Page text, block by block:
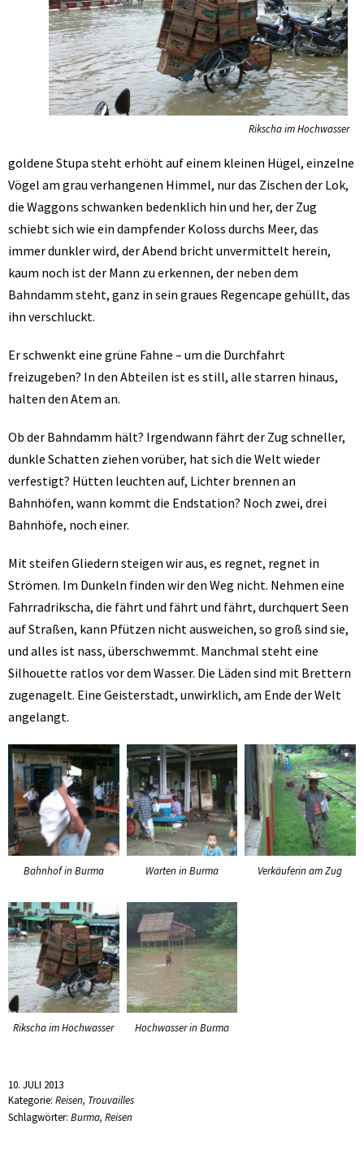
Rikscha im Hochwasser
goldene Stupa steht erhöht auf einem kleinen Hügel, einzelne
Vögel am grau verhangenen Himmel, nur das Zischen der Lok,
die Waggons schwanken bedenklich hin und her, der Zug
schiebt sich wie ein dampfender Koloss durchs Meer, das
immer dunkler wird, der Abend bricht unvermittelt herein,
kaum noch ist der Mann zu erkennen, der neben dem
Bahndamm steht, ganz in sein graues Regencape gehüllt, das
ihn verschluckt.
Er schwenkt eine grüne Fahne – um die Durchfahrt
freizugeben? In den Abteilen ist es still, alle starren hinaus,
halten den Atem an.
Ob der Bahndamm hält? Irgendwann fährt der Zug schneller,
dunkle Schatten ziehen vorüber, hat sich die Welt wieder
verfestigt? Hütten leuchten auf, Lichter brennen an
Bahnhöfen, wann kommt die Endstation? Noch zwei, drei
Bahnhöfe, noch einer.
Mit steifen Gliedern steigen wir aus, es regnet, regnet in
Strömen. Im Dunkeln finden wir den Weg nicht. Nehmen eine
Fahrradrikscha, die fährt und fährt und fährt, durchquert Seen
auf Straßen, kann Pfützen nicht ausweichen, so groß sind sie,
und alles ist nass, überschwemmt. Manchmal steht eine
Silhouette ratlos vor dem Wasser. Die Läden sind mit Brettern
zugenagelt. Eine Geisterstadt, unwirklich, am Ende der Welt
angelangt.
Bahnhof in Burma Warten in Burma Verkäuferin am Zug
Rikscha im Hochwasser Hochwasser in Burma
10. JULI 2013
Kategorie: Reisen, Trouvailles
Schlagwörter: Burma, Reisen